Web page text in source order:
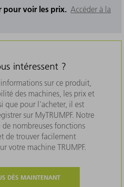
pour voir les prix. Accéder à la
intéressent ?
sur ce produit,
des machines, les prix et
que pour l'acheter, il est
sur MyTRUMPF. Notre
nombreuses fonctions
de trouver facilement
votre machine TRUMPF.
DÈS MAINTENANT